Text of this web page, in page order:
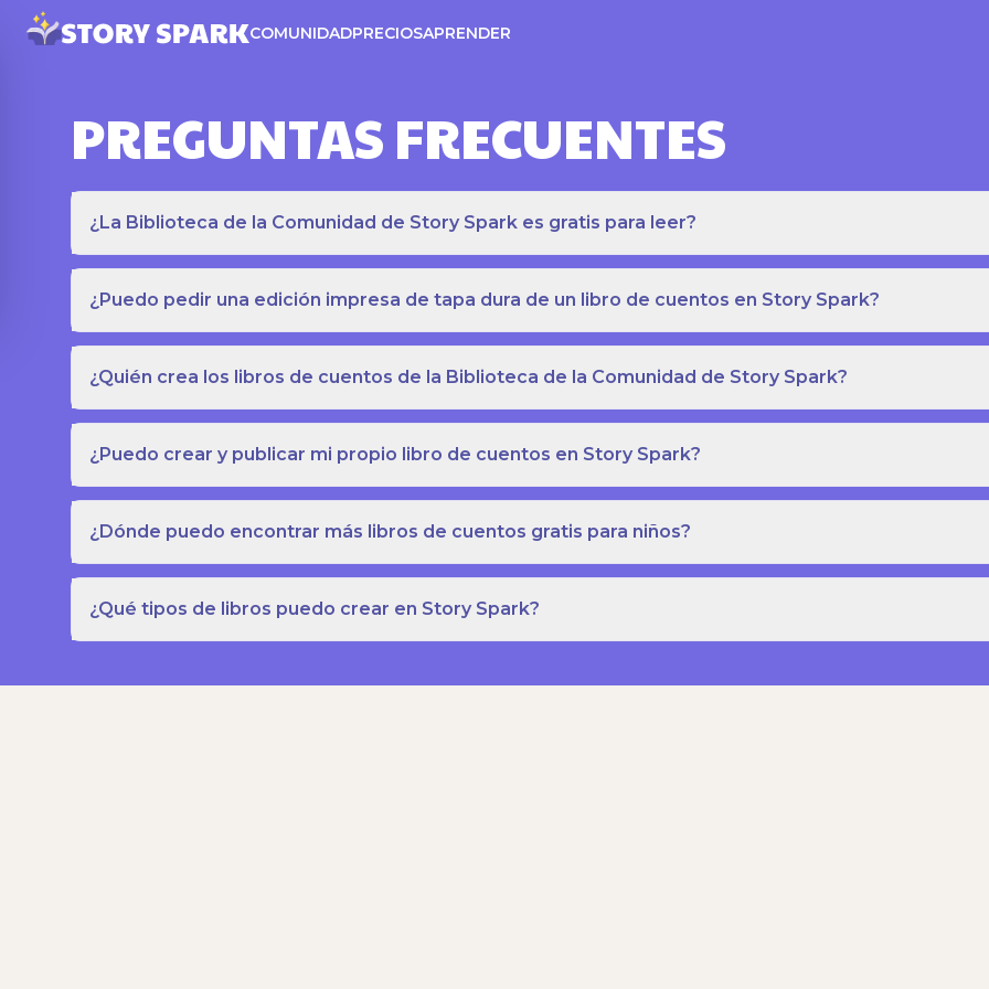
COMUNIDADPRECIOSAPRENDER
PREGUNTAS FRECUENTES
¿La Biblioteca de la Comunidad de Story Spark es gratis para leer?
¿Puedo pedir una edición impresa de tapa dura de un libro de cuentos en Story Spark?
¿Quién crea los libros de cuentos de la Biblioteca de la Comunidad de Story Spark?
¿Puedo crear y publicar mi propio libro de cuentos en Story Spark?
¿Dónde puedo encontrar más libros de cuentos gratis para niños?
¿Qué tipos de libros puedo crear en Story Spark?